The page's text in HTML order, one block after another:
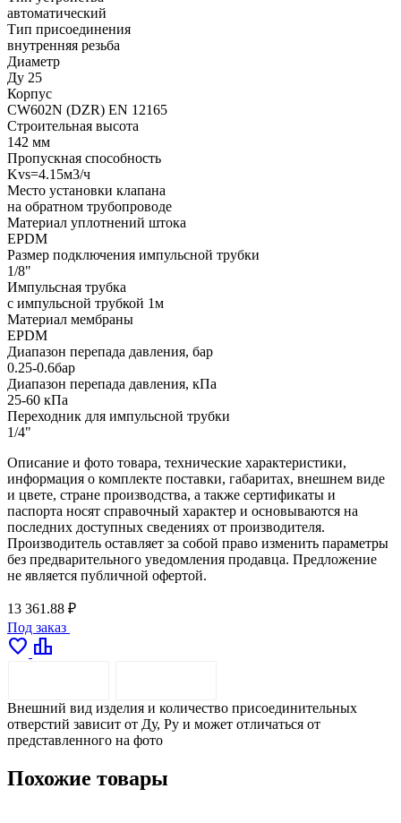
автоматический
Тип присоединения
внутренняя резьба
Диаметр
Ду 25
Корпус
CW602N (DZR) EN 12165
Строительная высота
142 мм
Пропускная способность
Kvs=4.15м3/ч
Место установки клапана
на обратном трубопроводе
Материал уплотнений штока
EPDM
Размер подключения импульсной трубки
1/8"
Импульсная трубка
с импульсной трубкой 1м
Материал мембраны
EPDM
Диапазон перепада давления, бар
0.25-0.6бар
Диапазон перепада давления, кПа
25-60 кПа
Переходник для импульсной трубки
1/4"
Описание и фото товара, технические характеристики,
информация о комплекте поставки, габаритах, внешнем виде
и цвете, стране производства, а также сертификаты и
паспорта носят справочный характер и основываются на
последних доступных сведениях от производителя.
Производитель оставляет за собой право изменить параметры
без предварительного уведомления продавца. Предложение
не является публичной офертой.
13 361.88 ₽
Под заказ
favorite leaderboard
Внешний вид изделия и количество присоединительных
отверстий зависит от Ду, Pу и может отличаться от
представленного на фото
Похожие товары